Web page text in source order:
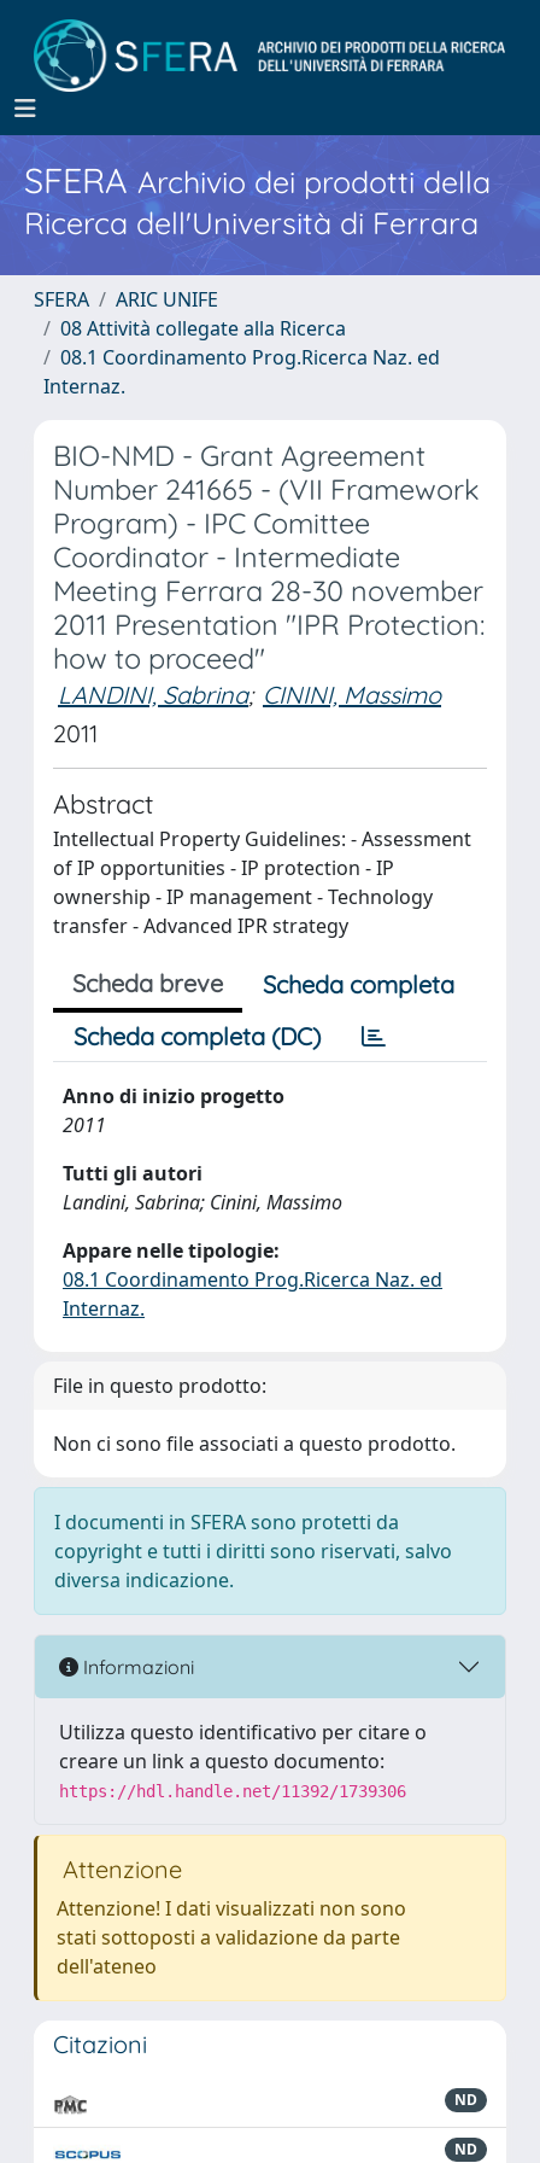
SFERA Archivio dei prodotti della
Ricerca dell'Università di Ferrara
SFERA
ARIC UNIFE
08 Attività collegate alla Ricerca
08.1 Coordinamento Prog.Ricerca Naz. ed
Internaz.
BIO-NMD - Grant Agreement
Number 241665 - (VII Framework
Program) - IPC Comittee
Coordinator - Intermediate
Meeting Ferrara 28-30 november
2011 Presentation "IPR Protection:
how to proceed"
LANDINI, Sabrina; CININI, Massimo
2011
Abstract
Intellectual Property Guidelines: - Assessment
of IP opportunities - IP protection - IP
ownership - IP management - Technology
transfer - Advanced IPR strategy
Scheda breve
Scheda completa
Scheda completa (DC)
Anno di inizio progetto
2011
Tutti gli autori
Landini, Sabrina; Cinini, Massimo
Appare nelle tipologie:
08.1 Coordinamento Prog.Ricerca Naz. ed
Internaz.
File in questo prodotto:
Non ci sono file associati a questo prodotto.
I documenti in SFERA sono protetti da
copyright e tutti i diritti sono riservati, salvo
diversa indicazione.
Informazioni
Utilizza questo identificativo per citare o
creare un link a questo documento:
https://hdl.handle.net/11392/1739306
Attenzione
Attenzione! I dati visualizzati non sono
stati sottoposti a validazione da parte
dell'ateneo
Citazioni
ND
ND